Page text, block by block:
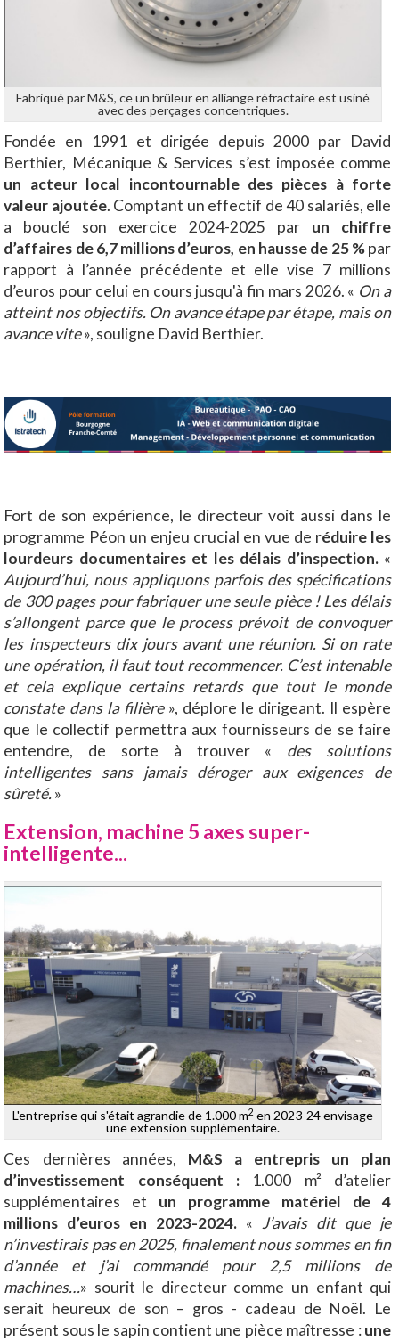
Fabriqué par M&S, ce un brûleur en alliange réfractaire est usiné
avec des perçages concentriques.
Fondée en 1991 et dirigée depuis 2000 par David
Berthier, Mécanique & Services s’est imposée comme
un acteur local incontournable des pièces à forte
valeur ajoutée. Comptant un effectif de 40 salariés, elle
a bouclé son exercice 2024-2025 par un chiffre
d’affaires de 6,7 millions d’euros, en hausse de 25 %par
rapport à l’année précédente et elle vise 7 millions
d’euros pour celui en cours jusqu'à fin mars 2026. « On a
atteint nos objectifs. On avance étape par étape, mais on
avance vite», souligne David Berthier.
Fort de son expérience, le directeur voit aussi dans le
programme Péon un enjeu crucial en vue de réduire les
lourdeurs documentaires et les délais d’inspection.«
Aujourd’hui, nous appliquons parfois des spécifications
de 300 pages pour fabriquer une seule pièce ! Les délais
s’allongent parce que le process prévoit de convoquer
les inspecteurs dix jours avant une réunion. Si on rate
une opération, il faut tout recommencer. C’est intenable
et cela explique certains retards que tout le monde
constate dans la filière», déplore le dirigeant. Il espère
que le collectif permettra aux fournisseurs de se faire
entendre, de sorte à trouver « des solutions
intelligentes sans jamais déroger aux exigences de
sûreté.»
Extension, machine 5 axes super-
intelligente...
L'entreprise qui s'était agrandie de 1.000 m2 en 2023-24 envisage
une extension supplémentaire.
Ces dernières années, M&S a entrepris un plan
d’investissement conséquent : 1.000 m² d’atelier
supplémentaires et un programme matériel de 4
millions d’euros en 2023-2024. « J’avais dit que je
n’investirais pas en 2025, finalement nous sommes en fin
d’année et j’ai commandé pour 2,5 millions de
machines…» sourit le directeur comme un enfant qui
serait heureux de son – gros - cadeau de Noël. Le
présent sous le sapin contient une pièce maîtresse :une